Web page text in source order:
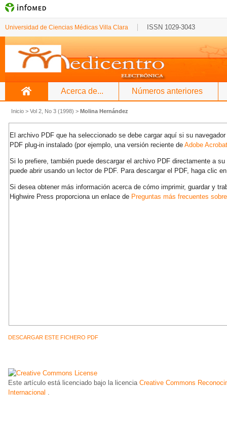
Universidad de Ciencias Médicas Villa Clara ISSN 1029-3043
Acerca de... Números anteriores
Inicio > Vol 2, No 3 (1998) > Molina Hernández
El archivo PDF que ha seleccionado se debe cargar aquí si su
PDF plug-in instalado (por ejemplo, una versión reciente de Adobe
Si lo prefiere, también puede descargar el archivo PDF directamente a su
puede abrir usando un lector de PDF. Para descargar el PDF, haga clic
Si desea obtener más información acerca de cómo imprimir, guardar y
Highwire Press proporciona un enlace de Preguntas más frecuentes
DESCARGAR ESTE FICHERO PDF
Este artículo está licenciado bajo la licencia Creative Commons
Internacional .